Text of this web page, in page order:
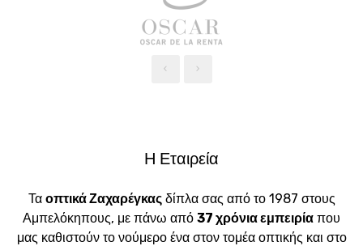
Η Εταιρεία
Τα οπτικά Ζαχαρέγκαςδίπλα σας από το 1987 στους
Αμπελόκηπους, με πάνω από 37 χρόνια εμπειρία που
μας καθιστούν το νούμερο ένα στον τομέα οπτικής και στο